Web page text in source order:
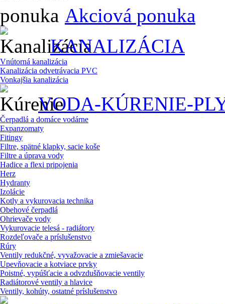
Akciová ponuka
KANALIZÁCIA
Vnútorná kanalizácia
Kanalizácia odvetrávacia PVC
Vonkajšia kanalizácia
VODA-KÚRENIE-
Čerpadlá a domáce vodárne
Expanzomaty
Fitingy
Filtre, spätné klapky, sacie koše
Filtre a úprava vody
Hadice a flexi pripojenia
Herz
Hydranty
Izolácie
Kotly a vykurovacia technika
Obehové čerpadlá
Ohrievače vody
Vykurovacie telesá - radiátory
Rozdeľovače a príslušenstvo
Rúry
Ventily redukčné, vyvažovacie a zmiešavacie
Upevňovacie a kotviace prvky
Poistné, vypúšťacie a odvzdušňovacie ventily
Radiátorové ventily a hlavice
Ventily, kohúty, ostatné príslušenstvo